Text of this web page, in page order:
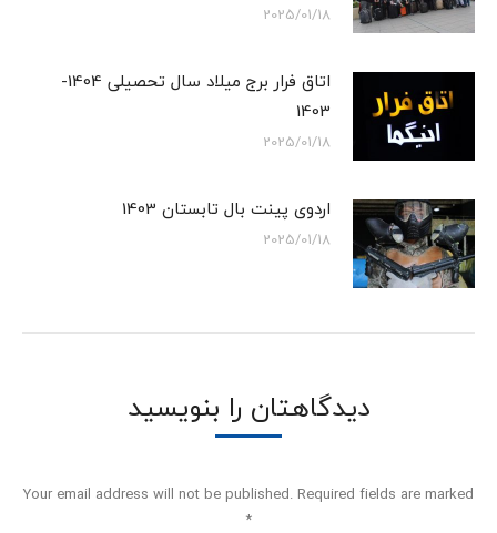
2025/01/18
اتاق فرار برج میلاد سال تحصیلی 1404-
1403
2025/01/18
اردوی پینت بال تابستان 1403
2025/01/18
دیدگاهتان را بنویسید
Your email address will not be published. Required fields are marked
*